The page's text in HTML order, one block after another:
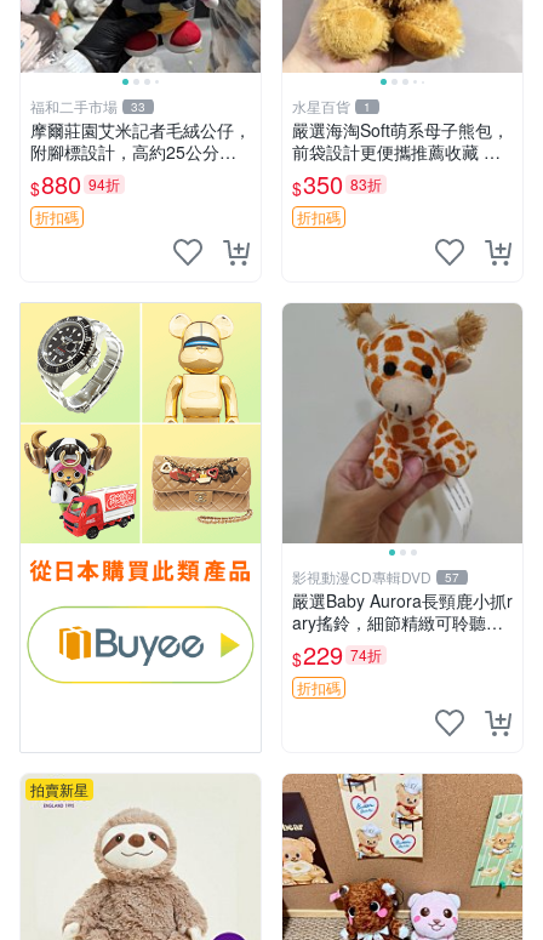
福和二手市場 33
摩爾莊園艾米記者毛絨公仔，
附腳標設計，高約25公分，
全新未拆封，限量珍藏。艾米
記者 毛絨公仔 超萌玩偶
$880 94折
折扣碼
水星百貨 1
嚴選海淘Soft萌系母子熊包，
前袋設計更便攜推薦收藏 母
子熊 軟綿綿 包包
$350 83折
折扣碼
影視動漫CD專輯DVD 57
嚴選Baby Aurora長頸鹿小抓r
ary搖鈴，細節精緻可聆聽清
脆鈴音 軟萌可愛 定制紀念 金
屬搖鈴 新手媽咪推薦 長頸鹿
抓rary 搖鈴
$229 74折
折扣碼
拍賣新星